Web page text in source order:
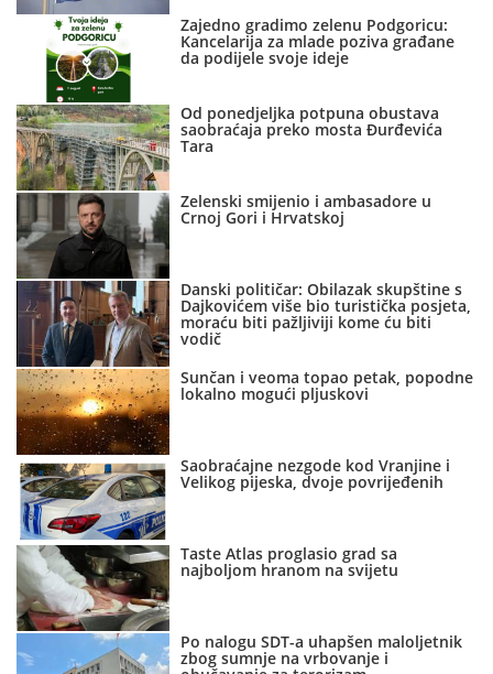
Zajedno gradimo zelenu Podgoricu:
Kancelarija za mlade poziva građane
da podijele svoje ideje
Od ponedjeljka potpuna obustava
saobraćaja preko mosta Đurđevića
Tara
Zelenski smijenio i ambasadore u
Crnoj Gori i Hrvatskoj
Danski političar: Obilazak skupštine s
Dajkovićem više bio turistička posjeta,
moraću biti pažljiviji kome ću biti
vodič
Sunčan i veoma topao petak, popodne
lokalno mogući pljuskovi
Saobraćajne nezgode kod Vranjine i
Velikog pijeska, dvoje povrijeđenih
Taste Atlas proglasio grad sa
najboljom hranom na svijetu
Po nalogu SDT-a uhapšen maloljetnik
zbog sumnje na vrbovanje i